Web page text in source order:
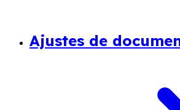
Ajustes de